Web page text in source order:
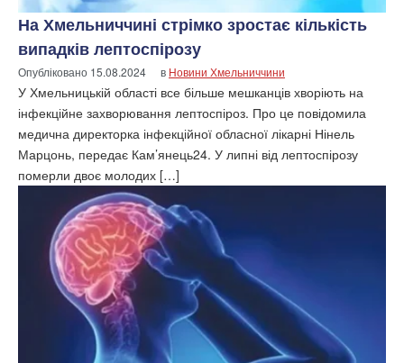
На Хмельниччині стрімко зростає кількість
випадків лептоспірозу
Опубліковано 15.08.2024 в Новини Хмельниччини
У Хмельницькій області все більше мешканців хворіють на
інфекційне захворювання лептоспіроз. Про це повідомила
медична директорка інфекційної обласної лікарні Нінель
Марцонь, передає Кам’янець24. У липні від лептоспірозу
померли двоє молодих […]